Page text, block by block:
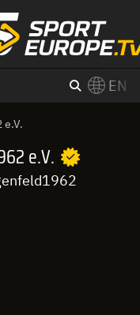
EN
e.V.
e.V.